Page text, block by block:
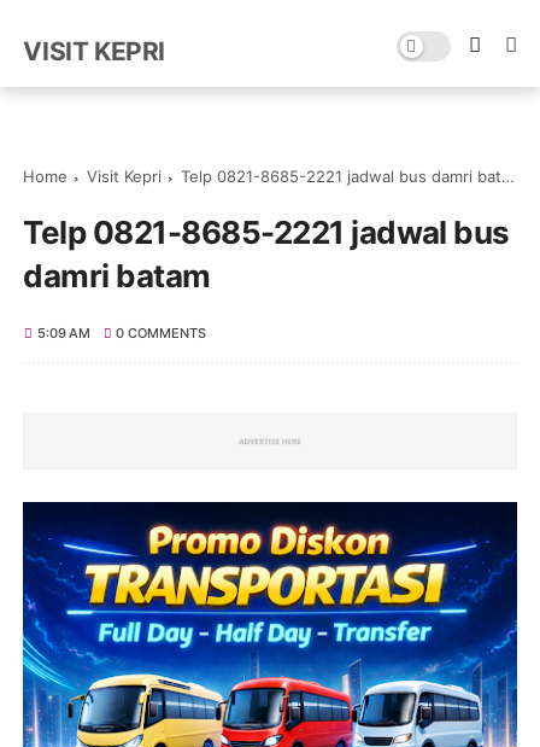
VISIT KEPRI
Home Visit Kepri Telp 0821-8685-2221 jadwal bus damri batam
Telp 0821-8685-2221 jadwal bus
damri batam
5:09 AM 0 COMMENTS